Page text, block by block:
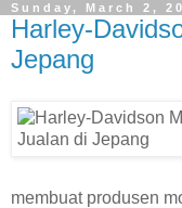
Sunday, March 2,
Harley-
Jepang
membuat produsen